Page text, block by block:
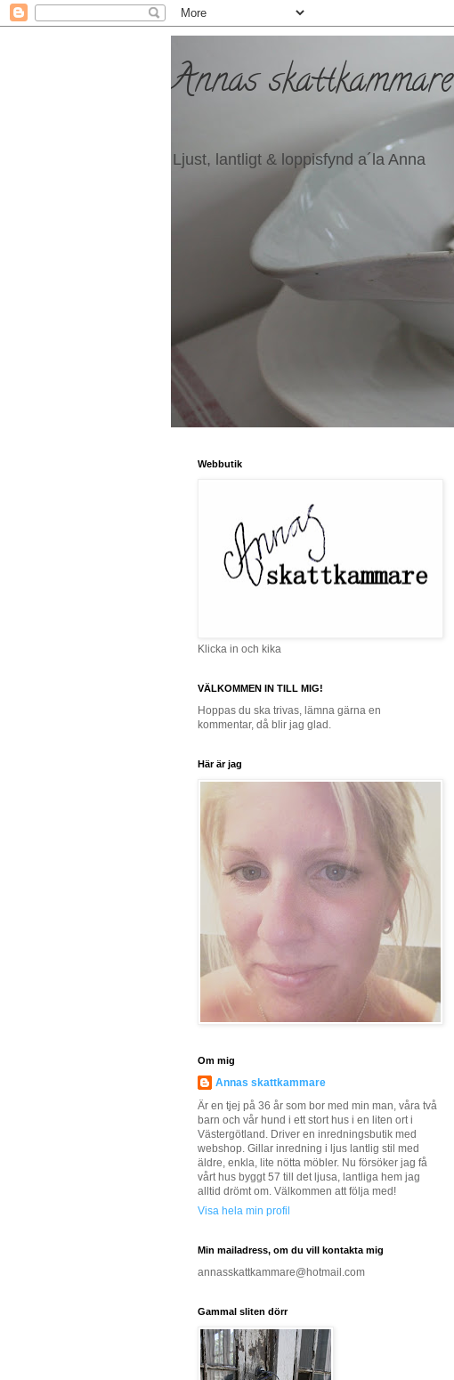
Annas skattkammare
Ljust, lantligt & loppisfynd a´la Anna
Webbutik
Klicka in och kika
VÄLKOMMEN IN TILL MIG!
Hoppas du ska trivas, lämna gärna en
kommentar, då blir jag glad.
Här är jag
Om mig
Annas skattkammare
Är en tjej på 36 år som bor med min man, våra två
barn och vår hund i ett stort hus i en liten ort i
Västergötland. Driver en inredningsbutik med
webshop. Gillar inredning i ljus lantlig stil med
äldre, enkla, lite nötta möbler. Nu försöker jag få
vårt hus byggt 57 till det ljusa, lantliga hem jag
alltid drömt om. Välkommen att följa med!
Visa hela min profil
Min mailadress, om du vill kontakta mig
annasskattkammare@hotmail.com
Gammal sliten dörr